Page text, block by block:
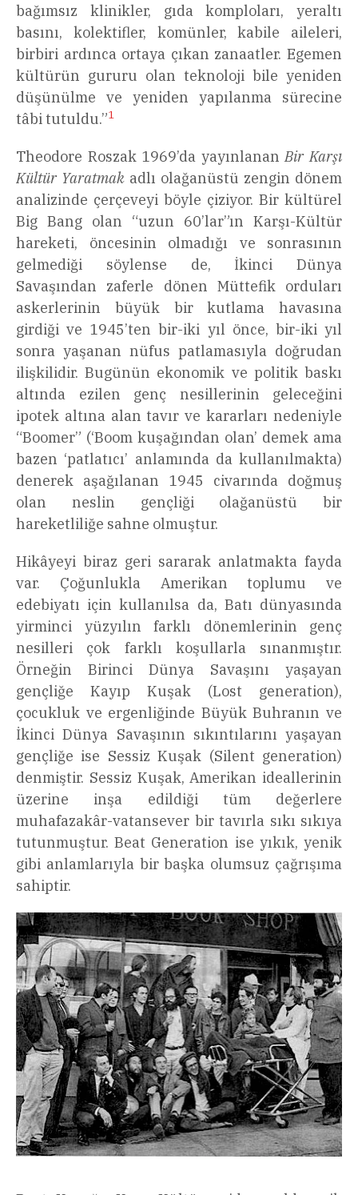
bağımsız klinikler, gıda komploları, yeraltı
basını, kolektifler, komünler, kabile aileleri,
birbiri ardınca ortaya çıkan zanaatler. Egemen
kültürün gururu olan teknoloji bile yeniden
düşünülme ve yeniden yapılanma sürecine
tâbi tutuldu.”1
Theodore Roszak 1969’da yayınlananBir Karşı
Kültür Yaratmak adlı olağanüstü zengin dönem
analizinde çerçeveyi böyle çiziyor. Bir kültürel
Big Bang olan “uzun 60’lar”ın Karşı-Kültür
hareketi, öncesinin olmadığı ve sonrasının
gelmediği söylense de, İkinci Dünya
Savaşından zaferle dönen Müttefik orduları
askerlerinin büyük bir kutlama havasına
girdiği ve 1945’ten bir-iki yıl önce, bir-iki yıl
sonra yaşanan nüfus patlamasıyla doğrudan
ilişkilidir. Bugünün ekonomik ve politik baskı
altında ezilen genç nesillerinin geleceğini
ipotek altına alan tavır ve kararları nedeniyle
“Boomer” (‘Boom kuşağından olan’ demek ama
bazen ‘patlatıcı’ anlamında da kullanılmakta)
denerek aşağılanan 1945 civarında doğmuş
olan neslin gençliği olağanüstü bir
hareketliliğe sahne olmuştur.
Hikâyeyi biraz geri sararak anlatmakta fayda
var. Çoğunlukla Amerikan toplumu ve
edebiyatı için kullanılsa da, Batı dünyasında
yirminci yüzyılın farklı dönemlerinin genç
nesilleri çok farklı koşullarla sınanmıştır.
Örneğin Birinci Dünya Savaşını yaşayan
gençliğe Kayıp Kuşak (Lost generation),
çocukluk ve ergenliğinde Büyük Buhranın ve
İkinci Dünya Savaşının sıkıntılarını yaşayan
gençliğe ise Sessiz Kuşak (Silent generation)
denmiştir. Sessiz Kuşak, Amerikan ideallerinin
üzerine inşa edildiği tüm değerlere
muhafazakâr-vatansever bir tavırla sıkı sıkıya
tutunmuştur. Beat Generation ise yıkık, yenik
gibi anlamlarıyla bir başka olumsuz çağrışıma
sahiptir.